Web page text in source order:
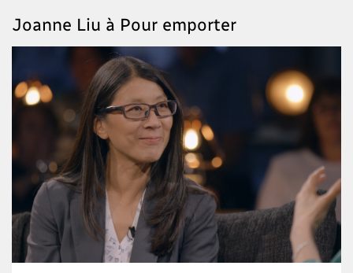
Joanne Liu à Pour emporter